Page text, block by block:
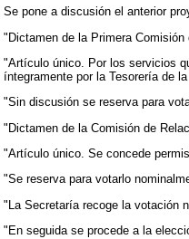
Se pone a discusión el anterior
"Dictamen de la Primera
"Artículo único. Por los servicios
íntegramente por la Tesorería de
"Sin discusión se reserva para
"Dictamen de la Comisión de
"Artículo único. Se concede
"Se reserva para votarlo
"La Secretaría recoge la votación
"En seguida se procede a la